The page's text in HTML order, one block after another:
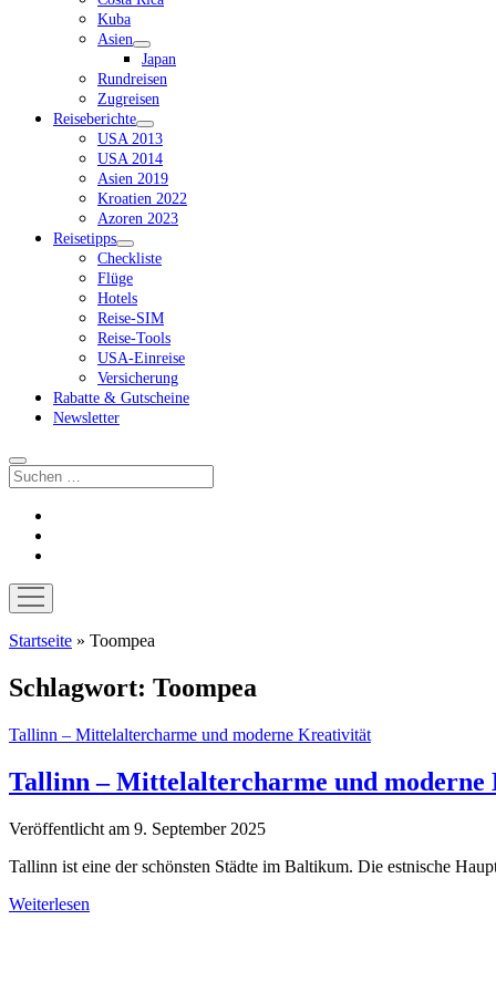
Kuba
Asien
Dropdown-
Menü
öffnen
Japan
Rundreisen
Zugreisen
Reiseberichte
Dropdown-
Menü
öffnen
USA 2013
USA 2014
Asien 2019
Kroatien 2022
Azoren 2023
Reisetipps
Dropdown-
Menü
öffnen
Checkliste
Flüge
Hotels
Reise-SIM
Reise-Tools
USA-Einreise
Versicherung
Rabatte & Gutscheine
Newsletter
Suchen
Menü
öffnen
Startseite » Toompea
Schlagwort: Toompea
Tallinn – Mittelaltercharme und moderne Kreativität
Tallinn – Mittelaltercharme und
Veröffentlicht am 9. September 2025
Tallinn ist eine der schönsten Städte im Baltikum. Die estnische
Weiterlesen